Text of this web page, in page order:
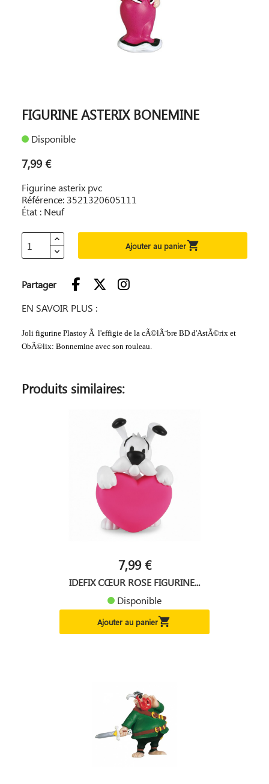
FIGURINE ASTERIX BONEMINE
Disponible
7,99 €
Figurine asterix pvc
Référence: 3521320605111
État : Neuf
Ajouter au panier
Partager
EN SAVOIR PLUS :
Joli figurine Plastoy Ã l'effigie de la cÃ©lÃ¨bre BD d'AstÃ©rix et
ObÃ©lix: Bonnemine avec son rouleau.
Produits similaires:
7,99 €
IDEFIX CŒUR ROSE FIGURINE...
Disponible
Ajouter au panier